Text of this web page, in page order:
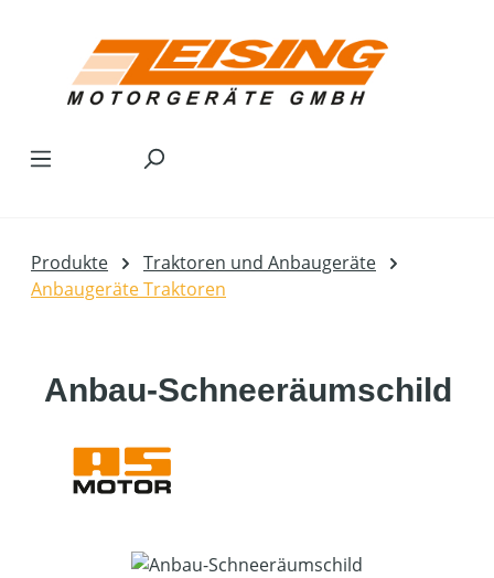
Produkte
Traktoren und Anbaugeräte
Anbaugeräte Traktoren
Anbau-Schneeräumschild
Bildergalerie überspringen